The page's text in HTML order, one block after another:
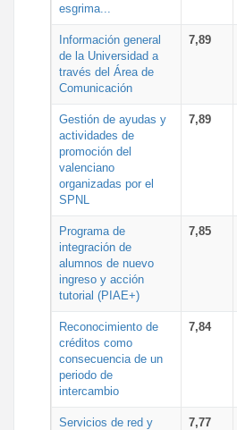
esgrima...
Información general
de la Universidad a
través del Área de
Comunicación
7,89
Gestión de ayudas y
actividades de
promoción del
valenciano
organizadas por el
SPNL
7,89
Programa de
integración de
alumnos de nuevo
ingreso y acción
tutorial (PIAE+)
7,85
Reconocimiento de
créditos como
consecuencia de un
periodo de
intercambio
7,84
Servicios de red y
7,77